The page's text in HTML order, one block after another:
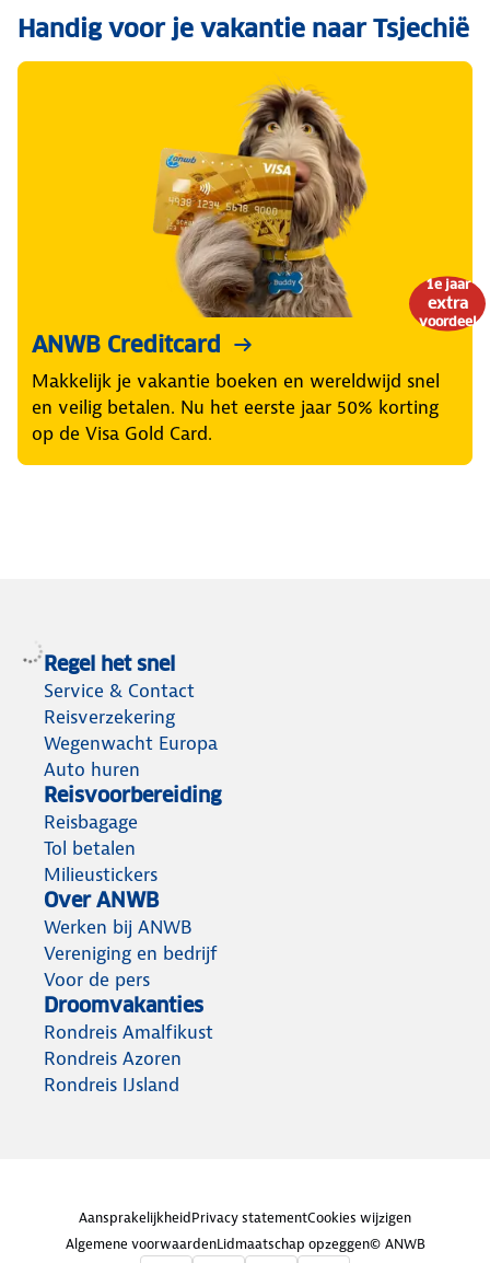
Handig voor je vakantie naar Tsjechië
1e jaar
extra
voordeel
ANWB Creditcard
Makkelijk je vakantie boeken en wereldwijd snel
en veilig betalen. Nu het eerste jaar 50% korting
op de Visa Gold Card.
Regel het snel
Service & Contact
Reisverzekering
Wegenwacht Europa
Auto huren
Reisvoorbereiding
Reisbagage
Tol betalen
Milieustickers
Over ANWB
Werken bij ANWB
Vereniging en bedrijf
Voor de pers
Droomvakanties
Rondreis Amalfikust
Rondreis Azoren
Rondreis IJsland
AansprakelijkheidPrivacy statementCookies wijzigen
Algemene voorwaardenLidmaatschap opzeggen© ANWB